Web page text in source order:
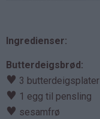
Ingredienser:
Butterdeigsbrød:
♥ 3 butterdeigsplater
♥ 1 egg til pensling
♥ sesamfrø